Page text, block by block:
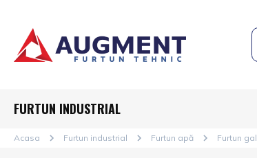
FURTUN INDUSTRIAL
Acasa Furtun industrial Furtun apă Furtun